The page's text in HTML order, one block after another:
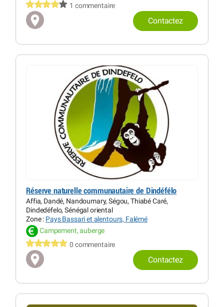
1 commentaire
Contactez
Réserve naturelle communautaire de Dindéfélo
Affia, Dandé, Nandoumary, Ségou, Thiabé Caré,
Dindedéfelo, Sénégal oriental
Zone : Pays Bassari et alentours, Falémé
Campement, auberge
0 commentaire
Contactez